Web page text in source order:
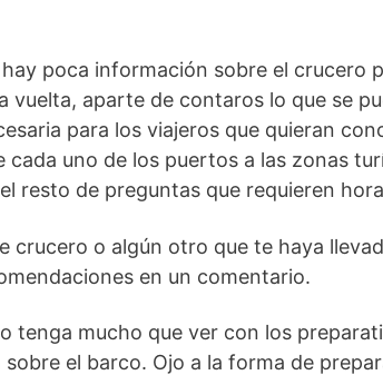
poca información sobre el crucero
vuelta, aparte de contaros lo que se
para los viajeros que quieran
cada uno de los puertos a las zonas
resto de preguntas que requieren
crucero o algún otro que te haya
en un comentario.
tenga mucho que ver con los
el barco. Ojo a la forma de